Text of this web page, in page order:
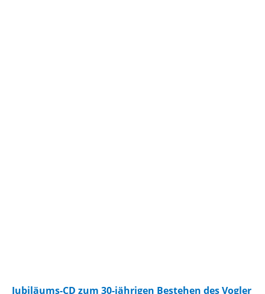
Jubiläums-CD zum 30-jährigen Bestehen des Vogler